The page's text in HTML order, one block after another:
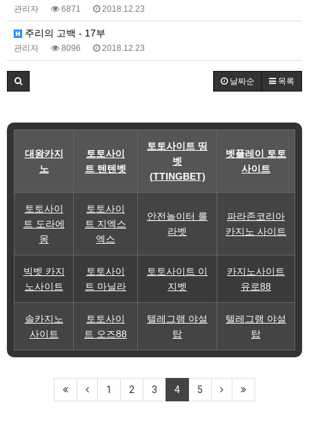
관리자 6871 2018.12.23
주리의 고백 - 17부
관리자 8096 2018.12.23
날짜순 목록
대왕카지
노
토토사이
트 텐텐벳
토토사이트 띵
벳
(TTINGBET)
벳플레이 토토
사이트
토토사이
트 도라에
몽
토토사이
트 지엑스
엑스
안전놀이터 룰
라벳
파라존코리아
카지노 사이트
빅벳 카지
노사이트
토토사이
트 마닐라
토토사이트 이
지벳
카지노사이트
유로88
솔카지노
사이트
토토사이
트 오즈88
텔레그램 야설
탑
텔레그램 야설
탑
1 2 3 4 5